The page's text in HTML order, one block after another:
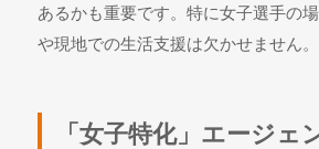
あるかも重要です。特に女子選手の
や現地での生活支援は欠かせません。
「女子特化」エージェ